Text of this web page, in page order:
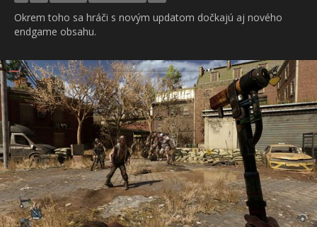
Okrem toho sa hráči s novým updatom dočkajú aj nového
endgame obsahu.